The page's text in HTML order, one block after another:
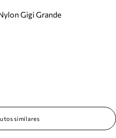
devoluções e mais.
e solicite devoluções.
Gigi Grande
similares